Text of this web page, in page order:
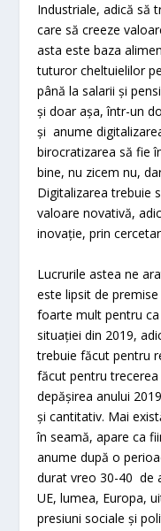
Industriale, adică să
care să creeze
asta este baza
tuturor cheltuielilor
până la salarii și
și doar așa, într-un
și anume
birocratizarea să fie
bine, nu zicem nu,
Digitalizarea trebuie
valoare novativă,
inovație, prin
Lucrurile astea ne
este lipsit de
foarte mult pentru
situației din 2019,
trebuie făcut pentru
făcut pentru
depășirea anului
și cantitativ. Mai
în seamă, apare ca
anume după o
durat vreo 30-40 de
UE, lumea, Europa,
presiuni sociale și